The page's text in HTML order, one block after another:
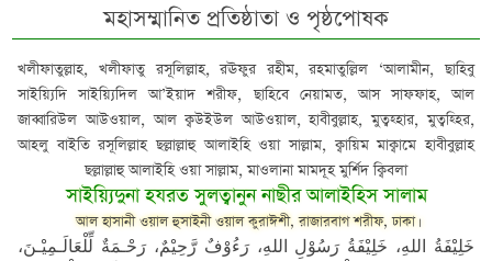
মহাসম্মানিত প্রতিষ্ঠাতা ও পৃষ্ঠপোষক
খলীফাতুল্লাহ, খলীফাতু রসূলিল্লাহ, রঊফুর রহীম, রহমাতুল্লিল ‘আলামীন, ছাহিবু
সাইয়্যিদি সাইয়্যিদিল আ’ইয়াদ শরীফ, ছাহিবে নেয়ামত, আস সাফফাহ, আল
জাব্বারিউল আউওয়াল, আল ক্বউইউল আউওয়াল, হাবীবুল্লাহ, মুত্বহ্হার, মুত্বহ্হির,
আহলু বাইতি রসূলিল্লাহ ছল্লাল্লাহু আলাইহি ওয়া সাল্লাম, ক্বায়িম মাক্বামে হাবীবুল্লাহ
ছল্লাল্লাহু আলাইহি ওয়া সাল্লাম, মাওলানা মামদূহ মুর্শিদ ক্বিবলা
সাইয়্যিদুনা হযরত সুলত্বানুন নাছীর আলাইহিস সালাম
আল হাসানী ওয়াল হুসাইনী ওয়াল কুরাঈশী, রাজারবাগ শরীফ, ঢাকা।
خَلِيْفَةُ اللهِ، خَلِيْفَةُ رَسُوْلِ اللهِ، رَءُوْفٌ رَّحِيْمٌ، رَحْـمَةٌ لِّلْعَالَـمِيْـنَ،